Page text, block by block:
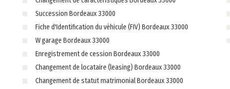
Succession Bordeaux 33000
Fiche d'Identification du véhicule (FIV) Bordeaux 33000
W garage Bordeaux 33000
Enregistrement de cession Bordeaux 33000
Changement de locataire (leasing) Bordeaux 33000
Changement de statut matrimonial Bordeaux 33000